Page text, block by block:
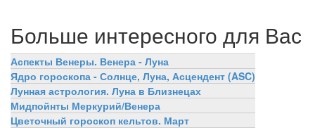
Больше интересного для Вас
Аспекты Венеры. Венера - Луна
Ядро гороскопа - Солнце, Луна, Асцендент (ASC)
Лунная астрология. Луна в Близнецах
Мидпойнты Меркурий/Венера
Цветочный гороскоп кельтов. Март